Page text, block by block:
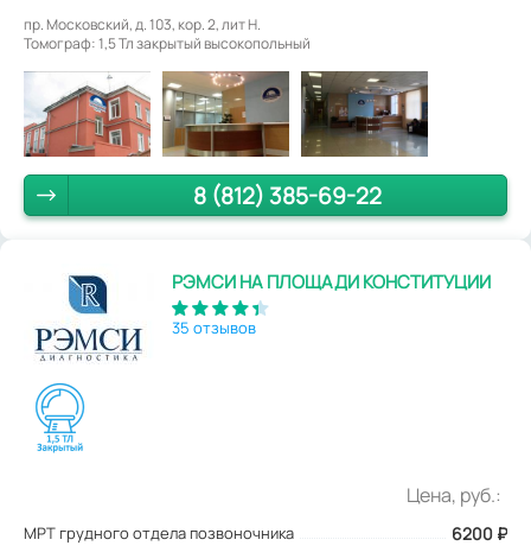
пр. Московский, д. 103, кор. 2, лит Н.
Томограф: 1,5 Тл закрытый высокопольный
8 (812) 385-69-22
РЭМСИ НА ПЛОЩАДИ КОНСТИТУЦИИ
35 отзывов
Цена, руб.:
МРТ грудного отдела позвоночника 6200 ₽